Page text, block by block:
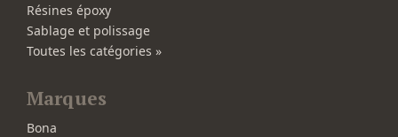
Résines époxy
Sablage et polissage
Toutes les catégories »
Marques
Bona